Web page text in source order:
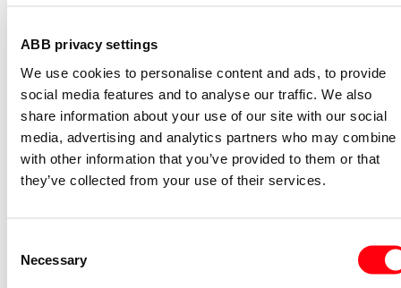
ABB privacy settings
We use cookies to personalise content and ads, to provide
social media features and to analyse our traffic. We also
share information about your use of our site with our social
media, advertising and analytics partners who may combine
with other information that you’ve provided to them or that
they’ve collected from your use of their services.
Selection
Necessary
2CDS200936R0001
Niet voorraadhoudend - Courant
Nevenapparaat modulair System pro M
compact Hulpcontact aan de
2NO
S2C-H6-20R
2CDS200946R0002
M compact CMS sensor 40A TRMS